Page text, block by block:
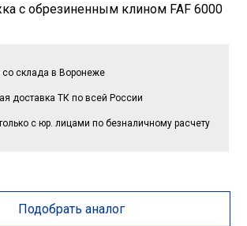
склада в Воронеже
доставка ТК по всей России
с юр. лицами по безналичному расчету
Подобрать аналог